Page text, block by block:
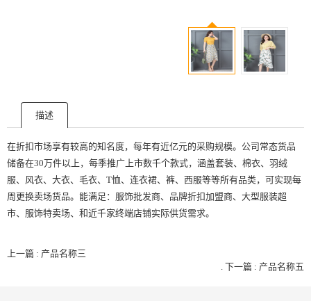
描述
在折扣市场享有较高的知名度，每年有近亿元的采购规模。公司常态货品
储备在30万件以上，每季推广上市数千个款式，涵盖套装、棉衣、羽绒
服、风衣、大衣、毛衣、T恤、连衣裙、裤、西服等等所有品类，可实现每
周更换卖场货品。能满足：服饰批发商、品牌折扣加盟商、大型服装超
市、服饰特卖场、和近千家终端店铺实际供货需求。
上一篇 : 产品名称三
. 下一篇 : 产品名称五